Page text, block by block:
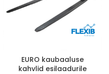
EURO kaubaaluse
kahvlid esilaadurile